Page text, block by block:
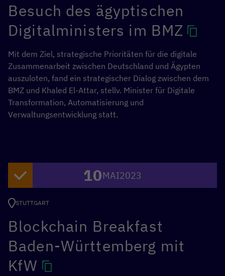
Besuch des ägyptischen
Digitalministers im BMZ
Mit dem Ziel, strategische Prioritäten für die digitale
Zusammenarbeit zwischen Deutschland und Ägypten
auszuloten, fand ein strategischer Dialog zwischen dem
BMZ und Khaled El-Attar, stellv. Minister für Digitale
Transformation, Automatisierung und
Verwaltungsentwicklung statt.
10MAI2023
STUTTGART
Blockchain Breakfast
Baden-Württemberg mit
KfW